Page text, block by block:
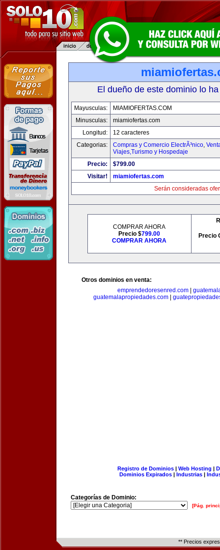
El dueño de este dominio lo
Mayusculas:
MIAMIOFERTAS.COM
Minusculas:
miamiofertas.com
Longitud:
12 caracteres
Categorias:
Compras y Comercio ElectrÃ³nico,
Viajes,Turismo y Hospedaje
Precio:
$799.00
Visitar!
miamiofertas.com
Serán consideradas
COMPRAR AHORA
Precio $799.00
COMPRAR AHORA
Precio
Otros dominios en venta:
emprendedoresenred.com|
guatemalapropiedades.com|
Registro de Dominios| Web Hosting |
Dominios Expirados | Industrias |
Categorías de Dominio:
[Pág.
** Precios